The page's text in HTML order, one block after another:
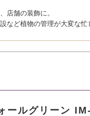
店舗の装飾に。
など植物の管理が大変な忙
ールグリーン